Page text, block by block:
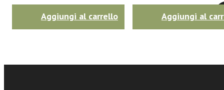
Aggiungi al carrello Aggiungi al
Twitter